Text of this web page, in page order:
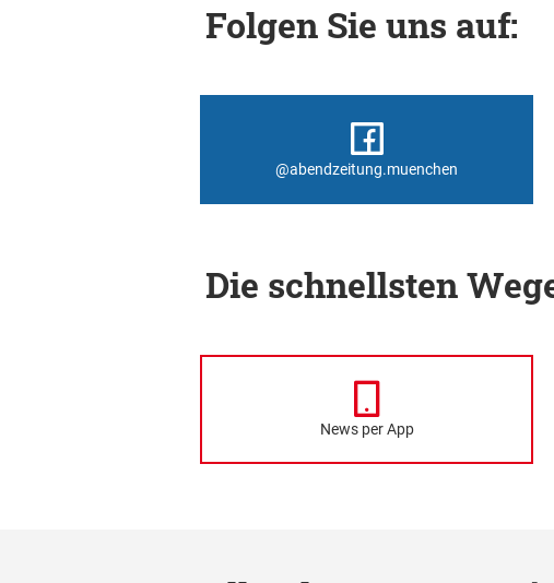
Folgen Sie uns auf:
@abendzeitung.muenchen
Die schnellsten
News per App